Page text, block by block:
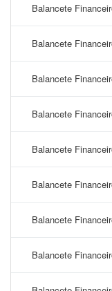
Balancete
Balancete
Balancete
Balancete
Balancete
Balancete
Balancete
Balancete